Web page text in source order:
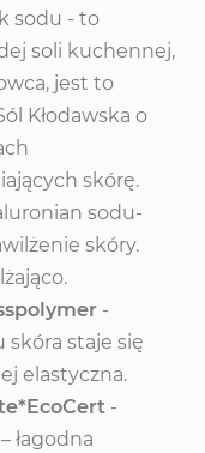
sodu - to
soli kuchennej,
jest to
Kłodawska o
skórę.
sodu-
skóry.
-
staje się
elastyczna.
-
łagodna